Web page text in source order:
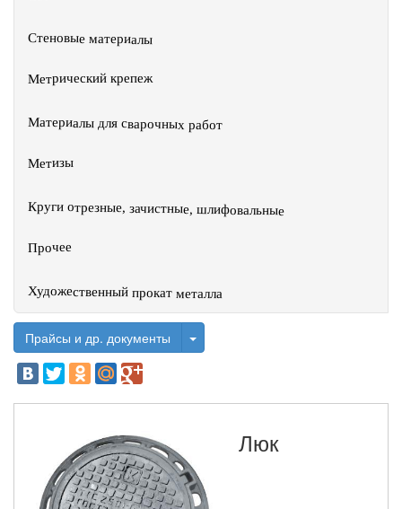
Стеновые материалы
Метрический крепеж
Материалы для сварочных работ
Метизы
Круги отрезные, зачистные, шлифовальные
Прочее
Художественный прокат металла
Прайсы и др. документы Toggle Dropdown
Люк